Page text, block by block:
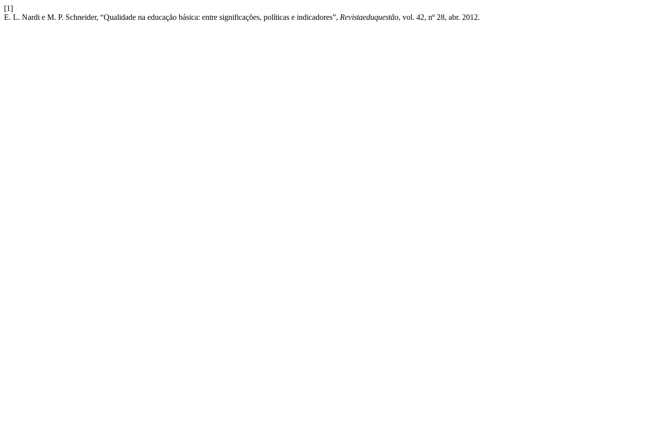
[1]
E. L. Nardi e M. P. Schneider, “Qualidade na educação básica: entre significações, políticas e indicadores”, Revistaeduquestão, vol. 42, nº 28, abr. 2012.